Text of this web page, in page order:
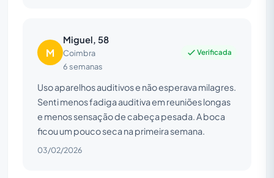
M
Miguel, 58
Coimbra
6 semanas
Verificada
Uso aparelhos auditivos e não esperava milagres.
Senti menos fadiga auditiva em reuniões longas
e menos sensação de cabeça pesada. A boca
ficou um pouco seca na primeira semana.
03/02/2026